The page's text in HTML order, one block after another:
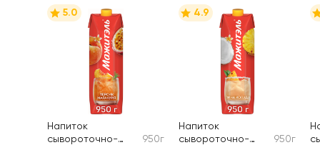
5.0
Напиток
сывороточно-
950г
4.9
Напиток
сывороточно-
950г